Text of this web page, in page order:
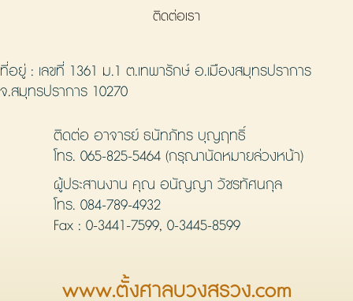
ติดต่อเรา
ที่อยู่ : เลขที่ 1361 ม.1 ต.เทพารักษ์ อ.เมืองสมุทรปราการ
จ.สมุทรปราการ 10270
ติดต่อ อาจารย์ ธนัทภัทร บุญฤทธิ์
โทร. 065-825-5464 (กรุณานัดหมายล่วงหน้า)
ผู้ประสานงาน คุณ อนัญญา วัชรทัศนกุล
โทร. 084-789-4932
Fax : 0-3441-7599, 0-3445-8599
www.ตั้งศาลบวงสรวง.com